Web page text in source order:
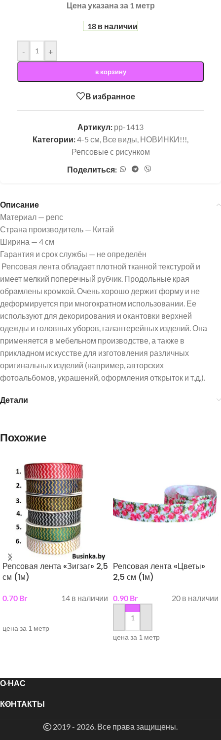
Цена указана за 1 метр
18 в наличии
- +
в корзину
В избранное
Артикул: рр-1413
Категории:4-5 см, Все виды, НОВИНКИ!!!,
Репсовые с рисунком
Поделиться:
Описание
Материал — репс
Страна производитель — Китай
Ширина — 4 см
Гарантия и срок службы — не определён
Репсовая лента обладает плотной тканной текстурой и
имеет мелкий поперечный рубчик. Продольные края
обрамлены кромкой. Очень хорошо держит форму и не
деформируется при многократном использовании. Ее
используют для декорирования и окантовки верхней
одежды и головных уборов, галантерейных изделий. Она
применяется в мебельном производстве, а также в
прикладном искусстве для изготовления различных
оригинальных изделий (например, авторских
фотоальбомов, украшений, оформления открыток и т.д.).
Детали
Похожие
Репсовая лента «Зигзаг» 2,5
см (1м)
0.70 Br 14 в наличии
цена за 1 метр
Репсовая лента «Цветы»
2,5 см (1м)
0.90 Br 20 в наличии
в корзину
цена за 1 метр
О НАС
КОНТАКТЫ
2019 - 2026. Все права защищены.